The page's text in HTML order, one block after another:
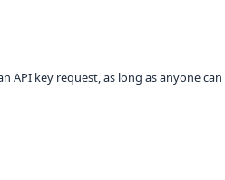
API key request, as long as anyone